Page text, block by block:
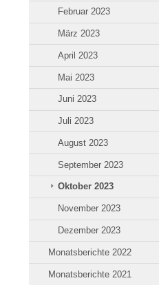
Februar 2023
März 2023
April 2023
Mai 2023
Juni 2023
Juli 2023
August 2023
September 2023
Oktober 2023
November 2023
Dezember 2023
Monatsberichte 2022
Monatsberichte 2021